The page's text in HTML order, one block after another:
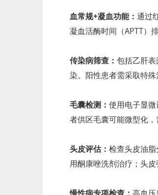
血常规+凝血功能： 通过
凝血活酶时间（APTT）
传染病筛查： 包括乙肝
染。阳性患者需采取特殊
毛囊检测： 使用电子显
者供区毛囊可能微型化
头皮评估： 检查头皮油
用酮康唑洗剂治疗；头皮